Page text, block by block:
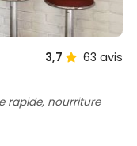
3,7 63 avis